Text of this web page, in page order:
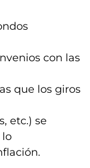
con las
que los giros
etc.) se
lo